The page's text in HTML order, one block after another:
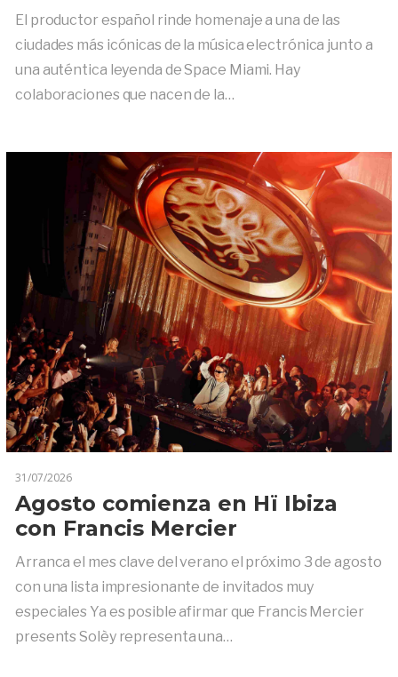
El productor español rinde homenaje a una de las
ciudades más icónicas de la música electrónica junto a
una auténtica leyenda de Space Miami. Hay
colaboraciones que nacen de la…
31/07/2026
Agosto comienza en Hï Ibiza
con Francis Mercier
Arranca el mes clave del verano el próximo 3 de agosto
con una lista impresionante de invitados muy
especiales Ya es posible afirmar que Francis Mercier
presents Solèy representa una…